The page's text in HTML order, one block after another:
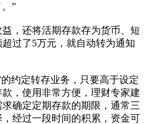
”
还将活期存款存为货币、短
过了5万元，就自动转为通知
定转存业务，只要高于设定
，使用非常方便，理财专家建
确定定期存款的期限，通常三
经过一段时间的积累，资金可